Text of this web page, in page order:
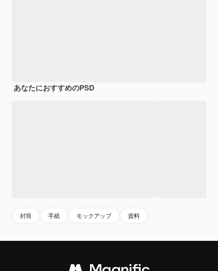
あなたにおすすめのPSD
封筒 手紙 モックアップ 資料